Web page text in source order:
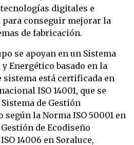
digitales e
conseguir mejorar la
de fabricación.
se apoyan en un Sistema
Energético basado en la
sistema está certificada en
ISO 14001, que se
de Gestión
la Norma ISO 50001 en
de Ecodiseño
14006 en Soraluce,